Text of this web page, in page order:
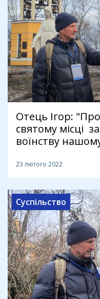
Отець Ігор:
святому місці
воїнству
23 лютого 2022
Суспільство